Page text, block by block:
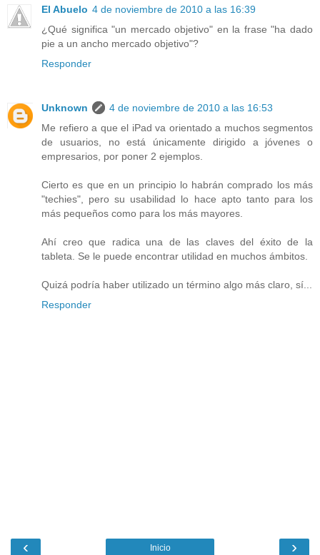
El Abuelo 4 de noviembre de 2010 a las 16:39
¿Qué significa "un mercado objetivo" en la frase "ha dado
pie a un ancho mercado objetivo"?
Responder
Unknown
4 de noviembre de 2010 a las 16:53
Me refiero a que el iPad va orientado a muchos segmentos
de usuarios, no está únicamente dirigido a jóvenes o
empresarios, por poner 2 ejemplos.
Cierto es que en un principio lo habrán comprado los más
"techies", pero su usabilidad lo hace apto tanto para los
más pequeños como para los más mayores.
Ahí creo que radica una de las claves del éxito de la
tableta. Se le puede encontrar utilidad en muchos ámbitos.
Quizá podría haber utilizado un término algo más claro, sí...
Responder
‹ ›
Inicio